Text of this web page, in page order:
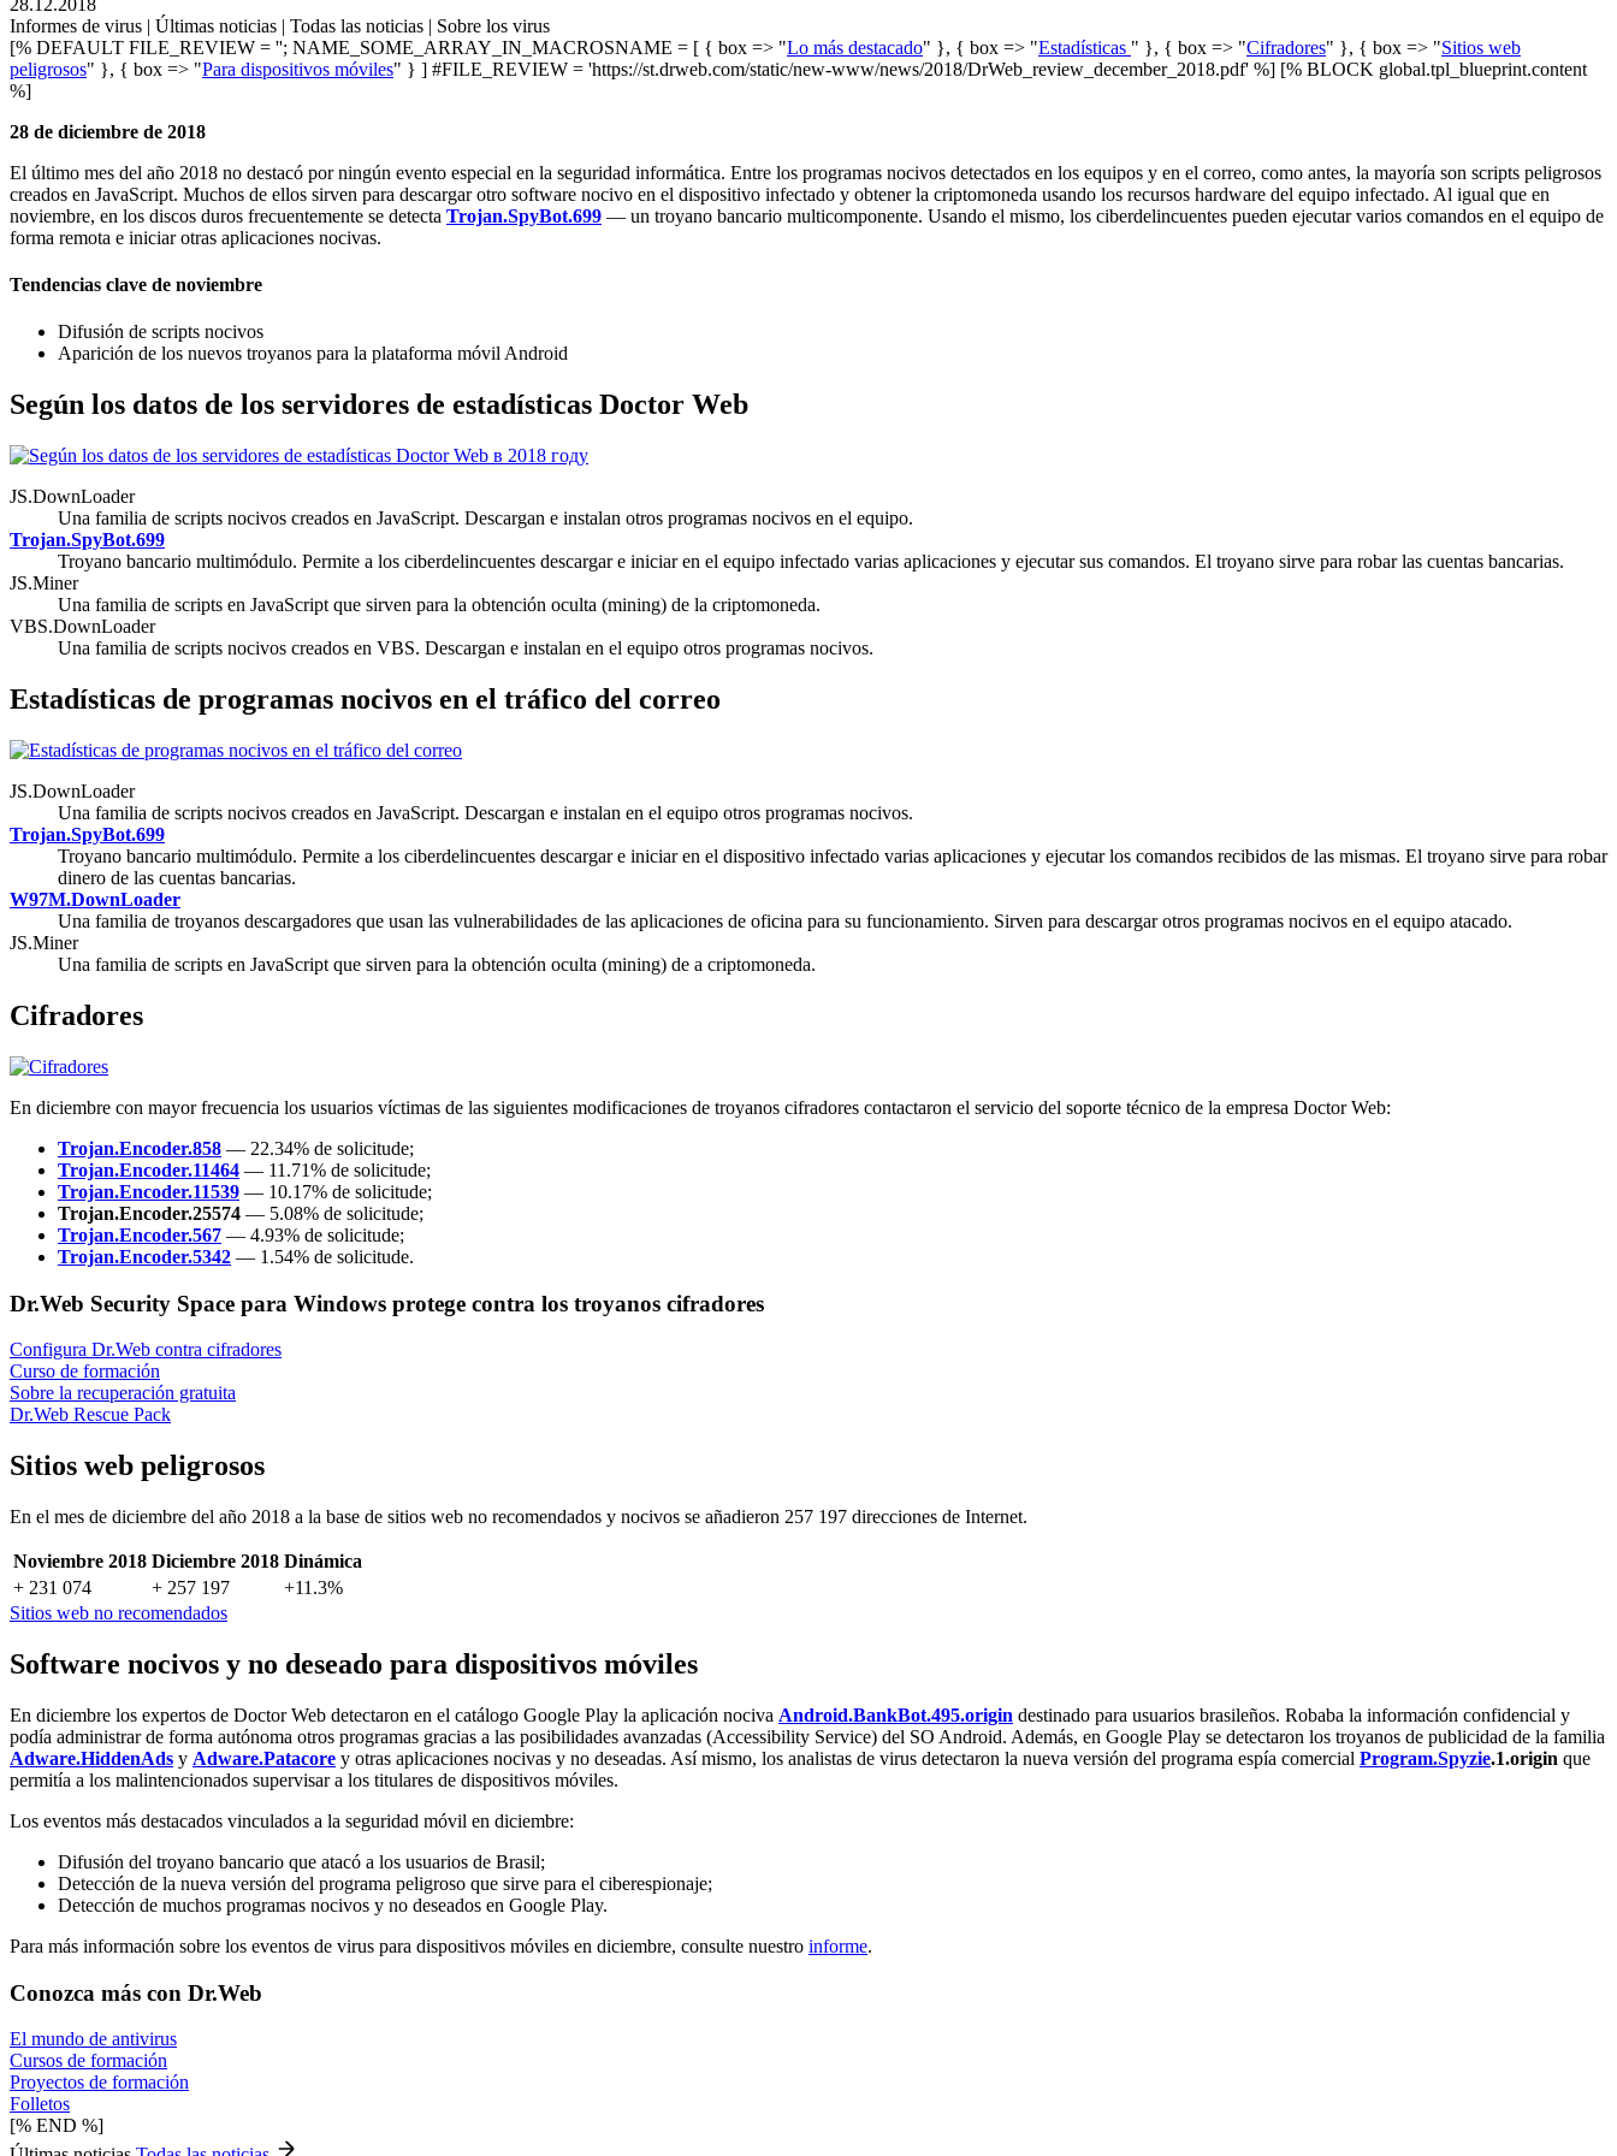
Informes de virus | Últimas noticias | Todas las noticias | Sobre los virus
[% DEFAULT FILE_REVIEW = ''; NAME_SOME_ARRAY_IN_MACROSNAME = [ { box => "Lo más destacado" }, { box => "Estadísticas " }, { box => "Cifradores" }, { box => "Sitios web
peligrosos" }, { box => "Para dispositivos móviles" } ] #FILE_REVIEW = 'https://st.drweb.com/static/new-www/news/2018/DrWeb_review_december_2018.pdf' %] [% BLOCK global.tpl_blueprint.content
%]
28 de diciembre de 2018
El último mes del año 2018 no destacó por ningún evento especial en la seguridad informática. Entre los programas nocivos detectados en los equipos y en el correo, como antes, la mayoría son scripts peligrosos
creados en JavaScript. Muchos de ellos sirven para descargar otro software nocivo en el dispositivo infectado y obtener la criptomoneda usando los recursos hardware del equipo infectado. Al igual que en
noviembre, en los discos duros frecuentemente se detecta Trojan.SpyBot.699 — un troyano bancario multicomponente. Usando el mismo, los ciberdelincuentes pueden ejecutar varios comandos en el equipo de
forma remota e iniciar otras aplicaciones nocivas.
Tendencias clave de noviembre
Difusión de scripts nocivos
Aparición de los nuevos troyanos para la plataforma móvil Android
Según los datos de los servidores de estadísticas Doctor Web
JS.DownLoader
Una familia de scripts nocivos creados en JavaScript. Descargan e instalan otros programas nocivos en el equipo.
Trojan.SpyBot.699
Troyano bancario multimódulo. Permite a los ciberdelincuentes descargar e iniciar en el equipo infectado varias aplicaciones y ejecutar sus comandos. El troyano sirve para robar las cuentas bancarias.
JS.Miner
Una familia de scripts en JavaScript que sirven para la obtención oculta (mining) de la criptomoneda.
VBS.DownLoader
Una familia de scripts nocivos creados en VBS. Descargan e instalan en el equipo otros programas nocivos.
Estadísticas de programas nocivos en el tráfico del correo
JS.DownLoader
Una familia de scripts nocivos creados en JavaScript. Descargan e instalan en el equipo otros programas nocivos.
Trojan.SpyBot.699
Troyano bancario multimódulo. Permite a los ciberdelincuentes descargar e iniciar en el dispositivo infectado varias aplicaciones y ejecutar los comandos recibidos de las mismas. El troyano sirve para robar
dinero de las cuentas bancarias.
W97M.DownLoader
Una familia de troyanos descargadores que usan las vulnerabilidades de las aplicaciones de oficina para su funcionamiento. Sirven para descargar otros programas nocivos en el equipo atacado.
JS.Miner
Una familia de scripts en JavaScript que sirven para la obtención oculta (mining) de a criptomoneda.
Cifradores
En diciembre con mayor frecuencia los usuarios víctimas de las siguientes modificaciones de troyanos cifradores contactaron el servicio del soporte técnico de la empresa Doctor Web:
Trojan.Encoder.858 — 22.34% de solicitude;
Trojan.Encoder.11464 — 11.71% de solicitude;
Trojan.Encoder.11539 — 10.17% de solicitude;
Trojan.Encoder.25574 — 5.08% de solicitude;
Trojan.Encoder.567 — 4.93% de solicitude;
Trojan.Encoder.5342 — 1.54% de solicitude.
Dr.Web Security Space para Windows protege contra los troyanos cifradores
Configura Dr.Web contra cifradores
Curso de formación
Sobre la recuperación gratuita
Dr.Web Rescue Pack
Sitios web peligrosos
En el mes de diciembre del año 2018 a la base de sitios web no recomendados y nocivos se añadieron 257 197 direcciones de Internet.
Noviembre 2018 Diciembre 2018 Dinámica
+ 231 074
+ 257 197
+11.3%
Sitios web no recomendados
Software nocivos y no deseado para dispositivos móviles
En diciembre los expertos de Doctor Web detectaron en el catálogo Google Play la aplicación nociva Android.BankBot.495.origin destinado para usuarios brasileños. Robaba la información confidencial y
podía administrar de forma autónoma otros programas gracias a las posibilidades avanzadas (Accessibility Service) del SO Android. Además, en Google Play se detectaron los troyanos de publicidad de la familia
Adware.HiddenAds y Adware.Patacore y otras aplicaciones nocivas y no deseadas. Así mismo, los analistas de virus detectaron la nueva versión del programa espía comercial Program.Spyzie.1.origin que
permitía a los malintencionados supervisar a los titulares de dispositivos móviles.
Los eventos más destacados vinculados a la seguridad móvil en diciembre:
Difusión del troyano bancario que atacó a los usuarios de Brasil;
Detección de la nueva versión del programa peligroso que sirve para el ciberespionaje;
Detección de muchos programas nocivos y no deseados en Google Play.
Para más información sobre los eventos de virus para dispositivos móviles en diciembre, consulte nuestro informe.
Conozca más con Dr.Web
El mundo de antivirus
Cursos de formación
Proyectos de formación
Folletos
[% END %]